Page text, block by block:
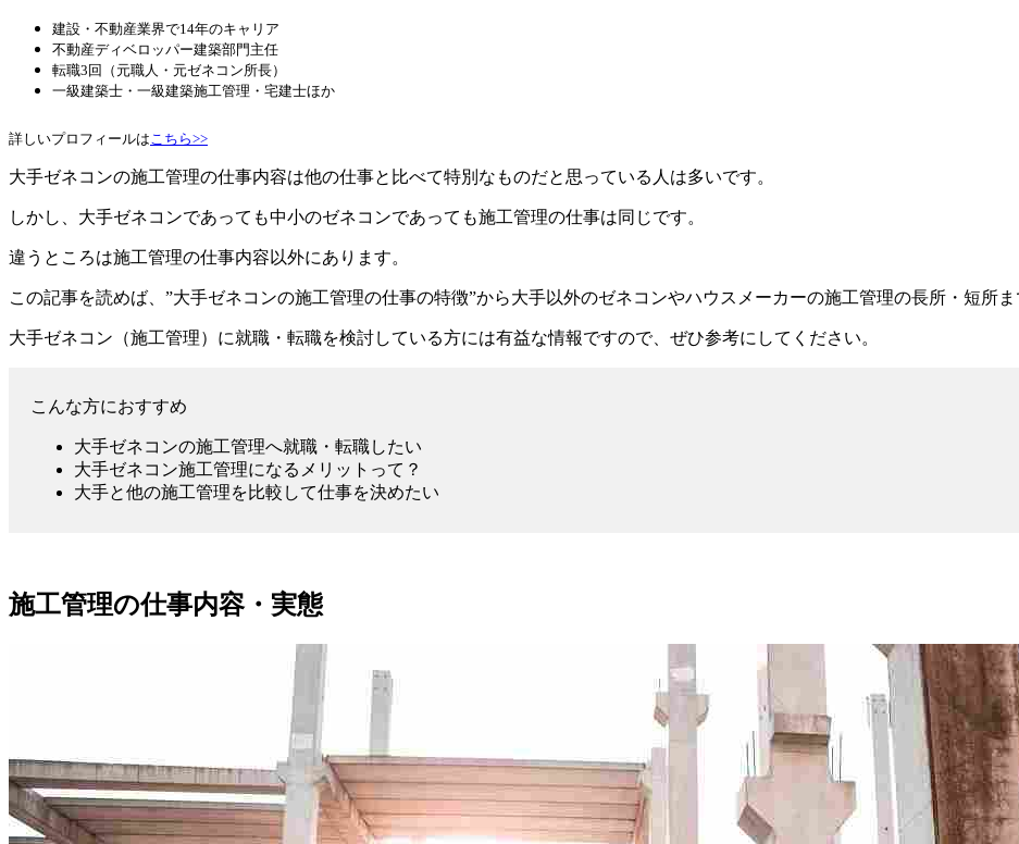
建設・不動産業界で14年のキャリア
不動産ディベロッパー建築部門主任
転職3回（元職人・元ゼネコン所長）
一級建築士・一級建築施工管理・宅建士ほか
詳しいプロフィールはこちら>>
大手ゼネコンの施工管理の仕事内容は他の仕事と比べて特別なものだと思っている人は多いです。
しかし、 大手ゼネコンであっても中小のゼネコンであっても施工管理の仕事は同じです。
違うところは施工管理の仕事内容以外にあります。
この記事を読めば、”大手ゼネコンの施工管理の仕事の特徴”から大手以外のゼネコンやハウスメーカーの施工管理の長所・短所
大手ゼネコン（施工管理）に就職・転職を検討している方には有益な情報ですので、ぜひ参考にしてください。
こんな方におすすめ
大手ゼネコンの施工管理へ就職・転職したい
大手ゼネコン施工管理になるメリットって？
大手と他の施工管理を比較して仕事を決めたい
施工管理の仕事内容・実態